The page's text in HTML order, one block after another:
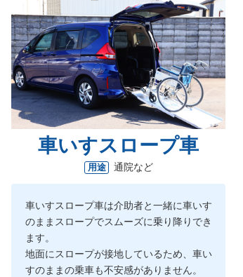
車いすスロープ車
用途 通院など
車いすスロープ車は介助者と一緒に車いす
のままスロープでスムーズに乗り降りでき
ます。
地面にスロープが接地しているため、車い
すのままの乗車も不安感がありません。